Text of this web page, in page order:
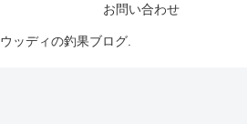
お問い合わせ
ッディの釣果ブログ.